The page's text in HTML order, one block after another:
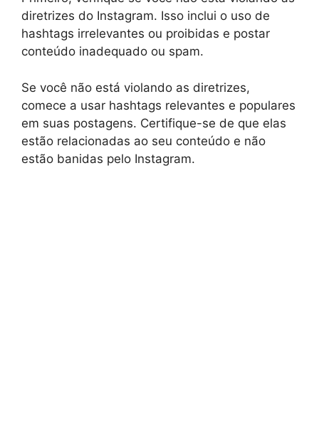
diretrizes do Instagram. Isso inclui o uso de
hashtags irrelevantes ou proibidas e postar
conteúdo inadequado ou spam.
Se você não está violando as diretrizes,
comece a usar hashtags relevantes e populares
em suas postagens. Certifique-se de que elas
estão relacionadas ao seu conteúdo e não
estão banidas pelo Instagram.